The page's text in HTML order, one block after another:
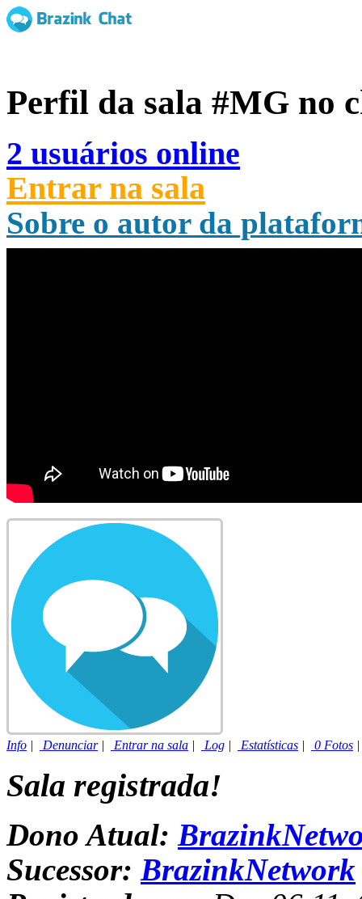
Perfil da sala #MG no
2 usuários online
Entrar na sala
Sobre o autor da
Info | Denunciar| Entrar na sala | Log | Estatísticas | 0 Fotos
Sala registrada!
Dono Atual:
Sucessor: BrazinkNetwork